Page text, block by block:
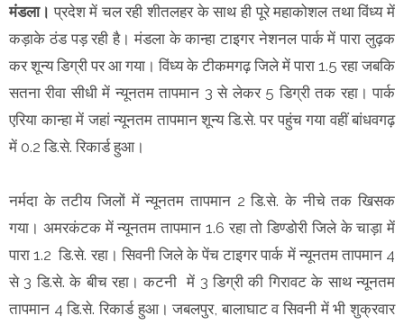
मंडला।प्रदेश में चल रही शीतलहर के साथ ही पूरे महाकोशल तथा विंध्य में
कड़ाके ठंड पड़ रही है। मंडला के कान्हा टाइगर नेशनल पार्क में पारा लुढ़क
कर शून्य डिग्री पर आ गया। विंध्य के टीकमगढ़ जिले में पारा 1.5 रहा जबकि
सतना रीवा सीधी में न्यूनतम तापमान 3 से लेकर 5 डिग्री तक रहा। पार्क
एरिया कान्हा में जहां न्यूनतम तापमान शून्य डि.से. पर पहुंच गया वहीं बांधवगढ़
में 0.2 डि.से. रिकार्ड हुआ।
नर्मदा के तटीय जिलों में न्यूनतम तापमान 2 डि.से. के नीचे तक खिसक
गया। अमरकंटक में न्यूनतम तापमान 1.6 रहा तो डिण्डोरी जिले के चाड़ा में
पारा 1.2 डि.से. रहा। सिवनी जिले के पेंच टाइगर पार्क में न्यूनतम तापमान 4
से 3 डि.से. के बीच रहा। कटनी में 3 डिग्री की गिरावट के साथ न्यूनतम
तापमान 4 डि.से. रिकार्ड हुआ। जबलपुर, बालाघाट व सिवनी में भी शुक्रवार